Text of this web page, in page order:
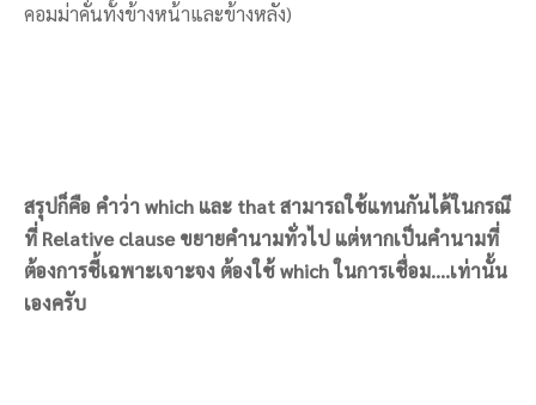
คอมม่าคั่นทั้งข้างหน้าและข้างหลัง)
สรุปก็คือ คำว่า which และ that สามารถใช้แทนกันได้ในกรณี
ที่ Relative clause ขยายคำนามทั่วไป แต่หากเป็นคำนามที่
ต้องการชี้เฉพาะเจาะจง ต้องใช้ which ในการเชื่อม….เท่านั้น
เองครับ